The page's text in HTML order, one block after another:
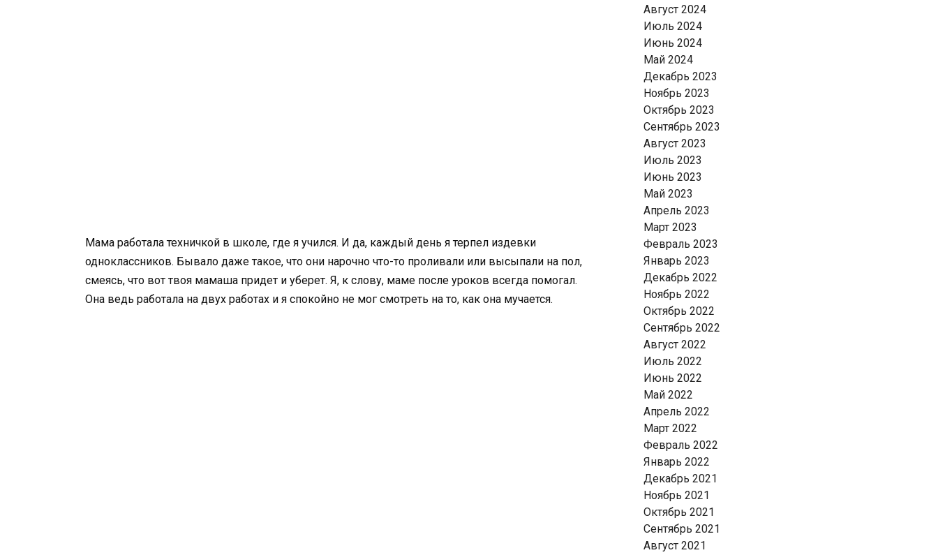
Мама работала техничкой в школе, где я учился. И да, каждый день я терпел издевки
одноклассников. Бывало даже такое, что они нарочно что-то проливали или высыпали на пол,
смеясь, что вот твоя мамаша придет и уберет. Я, к слову, маме после уроков всегда помогал.
Она ведь работала на двух работах и я спокойно не мог смотреть на то, как она мучается.
Август 2024
Июль 2024
Июнь 2024
Май 2024
Декабрь 2023
Ноябрь 2023
Октябрь 2023
Сентябрь 2023
Август 2023
Июль 2023
Июнь 2023
Май 2023
Апрель 2023
Март 2023
Февраль 2023
Январь 2023
Декабрь 2022
Ноябрь 2022
Октябрь 2022
Сентябрь 2022
Август 2022
Июль 2022
Июнь 2022
Май 2022
Апрель 2022
Март 2022
Февраль 2022
Январь 2022
Декабрь 2021
Ноябрь 2021
Октябрь 2021
Сентябрь 2021
Август 2021